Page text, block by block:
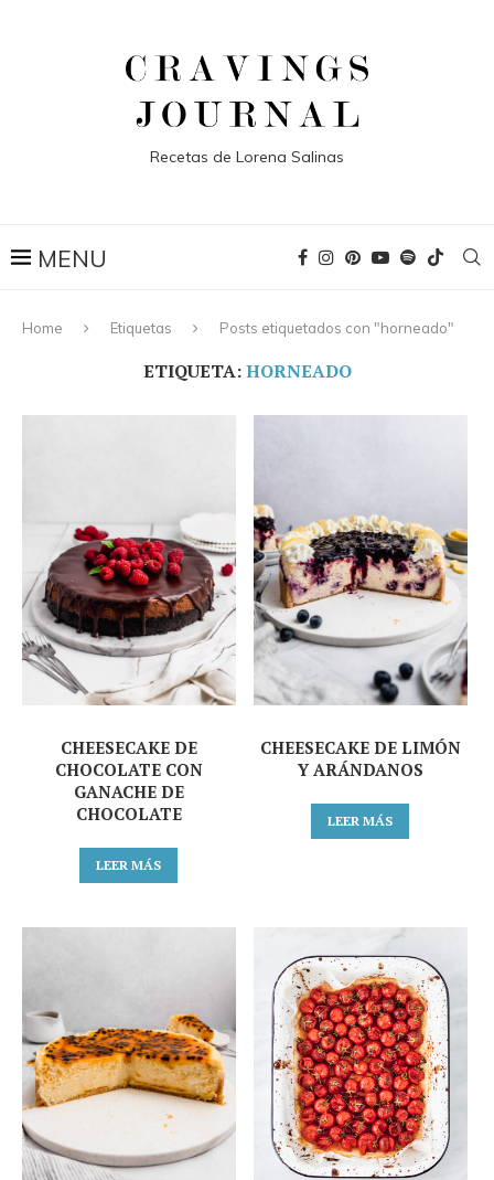
Recetas de Lorena Salinas
Home Etiquetas Posts etiquetados con "horneado"
ETIQUETA:HORNEADO
CHEESECAKE DE
CHOCOLATE CON
GANACHE DE
CHOCOLATE
LEER MÁS
CHEESECAKE DE LIMÓN
Y ARÁNDANOS
LEER MÁS